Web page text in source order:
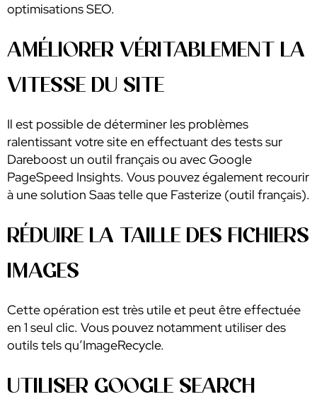
optimisations SEO.
AMÉLIORER VÉRITABLEMENT LA
VITESSE DU SITE
Il est possible de déterminer les problèmes
ralentissant votre site en effectuant des tests sur
Dareboost un outil français ou avec Google
PageSpeed Insights. Vous pouvez également recourir
à une solution Saas telle que Fasterize (outil français).
RÉDUIRE LA TAILLE DES FICHIERS
IMAGES
Cette opération est très utile et peut être effectuée
en 1 seul clic. Vous pouvez notamment utiliser des
outils tels qu’ImageRecycle.
UTILISER GOOGLE SEARCH